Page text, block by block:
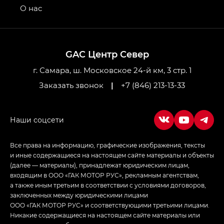
привод — GB AWD, Джи Эль Полный привод —
Джи Икс ПРЕМИУМ — GX PREMIUM, ЛАУНЖ —
LOUNGE
Empow — Эмпау (Empow) в комплектации
GAC Центр Север
г. Самара, ш. Московское 24-й км, 3 стр. 1
Заказать звонок
| +7 (846) 213-13-33
О нас
Все права на информацию, графические изображения, тексты
и иные содержащиеся на настоящем сайте материалы и объекты
(далее — материалы), принадлежат юридическим лицам,
входящим в ООО «ГАК МОТОР РУС», рекламным агентствам,
а также иным третьим в соответствии с условиями договоров,
заключенных между юридическими лицами
ООО «ГАК МОТОР РУС» и соответствующими третьими лицами.
Никакие содержащиеся на настоящем сайте материалы или